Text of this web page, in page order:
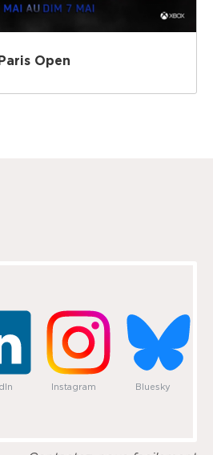
Open
Instagram Bluesky